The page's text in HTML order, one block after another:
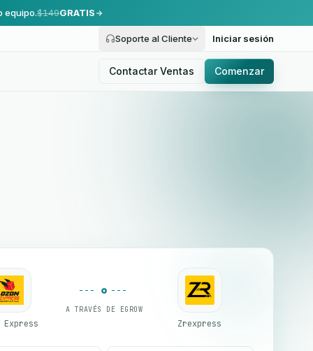
equipo.$149GRATIS
Soporte al Cliente Iniciar sesión
Contactar Ventas Comenzar
Express
A TRAVÉS DE EGROW
Zrexpress